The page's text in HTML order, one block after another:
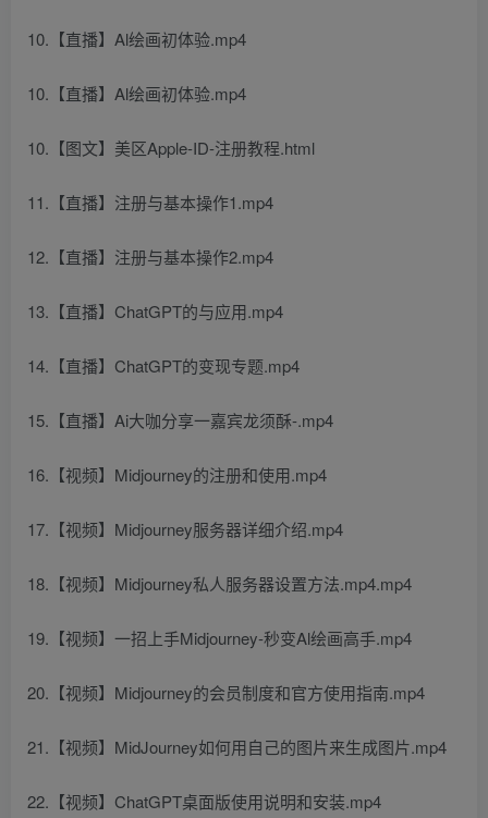
10.【直播】Al绘画初体验.mp4
10.【直播】Al绘画初体验.mp4
10.【图文】美区Apple-ID-注册教程.html
11.【直播】注册与基本操作1.mp4
12.【直播】注册与基本操作2.mp4
13.【直播】ChatGPT的与应用.mp4
14.【直播】ChatGPT的变现专题.mp4
15.【直播】Ai大咖分享一嘉宾龙须酥-.mp4
16.【视频】Midjourney的注册和使用.mp4
17.【视频】Midjourney服务器详细介绍.mp4
18.【视频】Midjourney私人服务器设置方法.mp4.mp4
19.【视频】一招上手Midjourney-秒变Al绘画高手.mp4
20.【视频】Midjourney的会员制度和官方使用指南.mp4
21.【视频】MidJourney如何用自己的图片来生成图片.mp4
22.【视频】ChatGPT桌面版使用说明和安装.mp4